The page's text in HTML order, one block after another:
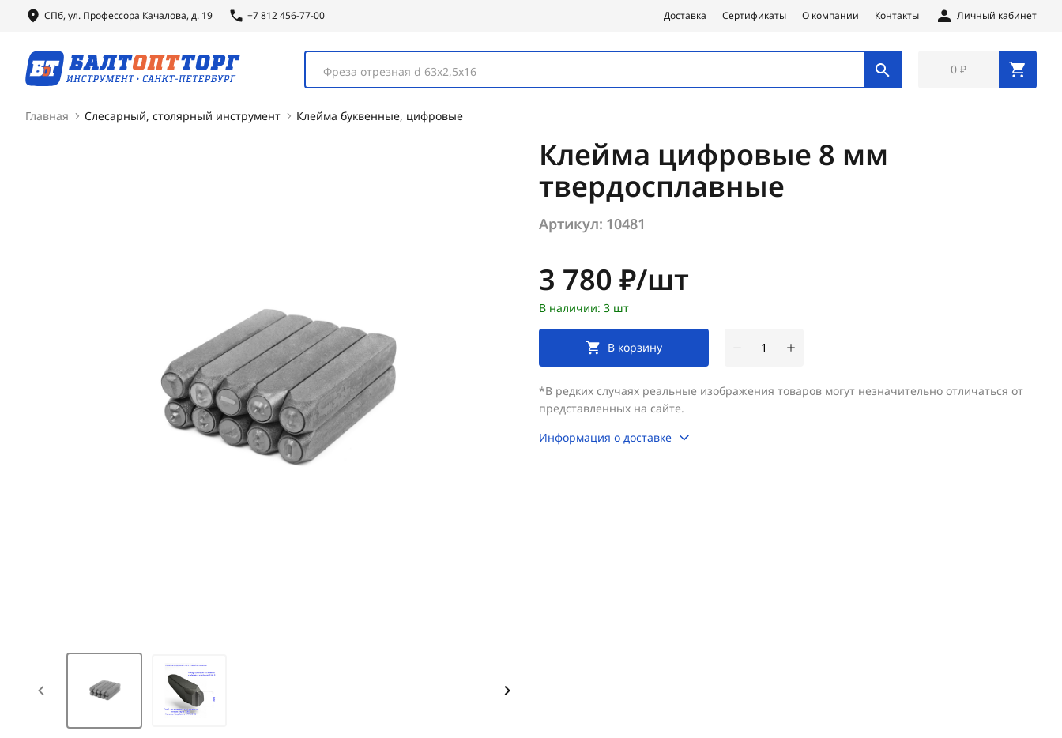
СПб, ул. Профессора Качалова, д. 19 +7 812 456-77-00 Доставка Сертификаты О компании Контакты Личный кабинет
Фреза отрезная d 63х2,5х16 0 ₽
Главная Слесарный, столярный инструмент Клейма буквенные, цифровые
Клейма цифровые 8 мм
твердосплавные
Артикул: 10481
Цена:
3 780 ₽/шт
В наличии: 3 шт
В корзину
*В редких случаях реальные изображения товаров могут незначительно отличаться от
представленных на сайте.
Информация о доставке